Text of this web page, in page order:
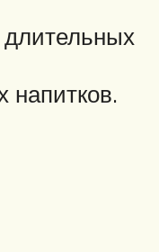
напитков.